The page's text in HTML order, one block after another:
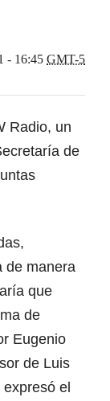
- 16:45 GMT-5
Radio, un
de
de manera
que
de
Eugenio
de Luis
expresó el